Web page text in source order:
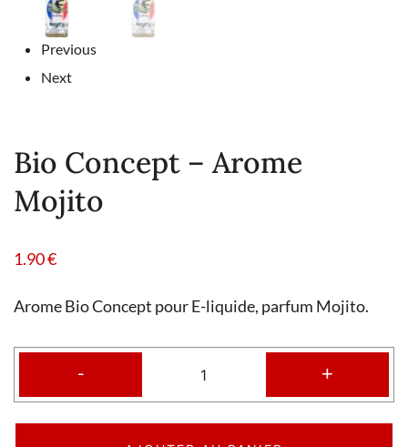
Previous
Next
Bio Concept – Arome
Mojito
1.90€
Arome Bio Concept pour E-liquide, parfum Mojito.
- +